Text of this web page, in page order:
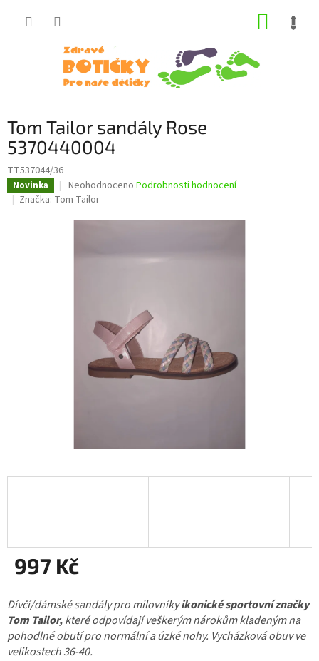
Tom Tailor sandály Rose
5370440004
TT537044/36
Novinka
Průměrné
hodnocení
je
Neohodnoceno Podrobnosti hodnocení
Značka: Tom Tailor
997 Kč
cena:
Dívčí/dámské sandály pro milovníkyikonické sportovní značky
Tom Tailor,které odpovídají veškerým nárokům kladeným na
pohodlné obutí pro normální a úzké nohy. Vycházková obuv ve
velikostech 36-40.